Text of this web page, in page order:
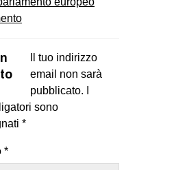
Il tuo indirizzo
email non sarà
pubblicato.
sono
*
*